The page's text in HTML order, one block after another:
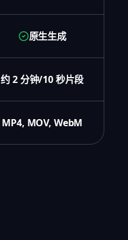
原生生成
约 2 分钟/10 秒片段
MP4, MOV, WebM